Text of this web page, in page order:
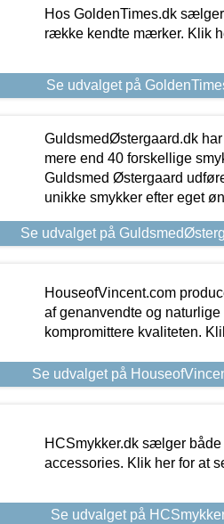
Hos GoldenTimes.dk
række kendte mærker. Klik
Se udvalget på
GuldsmedØstergaard.dk
mere end 40 forskellige
Guldsmed Østergaard
unikke smykker efter eget
Se udvalget på
HouseofVincent.com
af genanvendte og
kompromittere kvaliteten.
Se udvalget på
HCSmykker.dk sælger
accessories. Klik her for at
Se udvalget på